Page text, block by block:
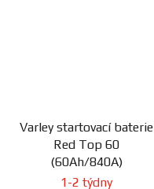
Varley startovací baterie
Red Top 60
(60Ah/840A)
1-2 týdny